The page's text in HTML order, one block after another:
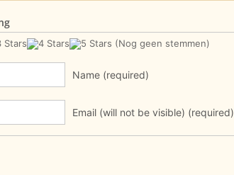
(Nog geen stemmen)
Name (required)
Email (will not be visible) (required)